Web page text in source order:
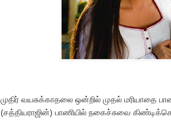
முதிர் வயசுக்காதலை ஒன்றில் முதல் மரியாதை
(சத்தியராஜின்) பாணியில் நகைச்சுவை